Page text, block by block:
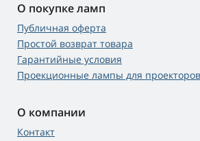
О покупке ламп
Публичная оферта
Простой возврат товара
Гарантийные условия
Проекционные лампы для проекторов
О компании
Контакт